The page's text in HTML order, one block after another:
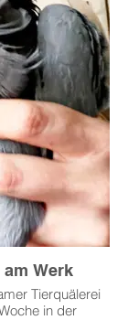
via
Merkur.
>
Werk
Tierquälerei
in der